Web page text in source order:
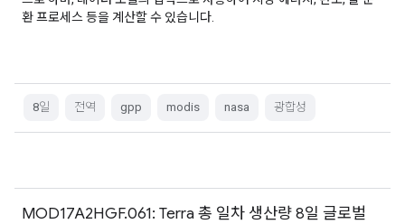
환 프로세스 등을 계산할 수 있습니다.
8일 전역 gpp modis nasa 광합성
MOD17A2HGF.061: Terra 총 일차 생산량 8일 글로벌